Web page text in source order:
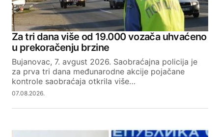
Za tri dana više od 19.000 vozača uhvaćeno
u prekoračenju brzine
Bujanovac, 7. avgust 2026. Saobraćajna policija je
za prva tri dana međunarodne akcije pojačane
kontrole saobraćaja otkrila više…
07.08.2026.